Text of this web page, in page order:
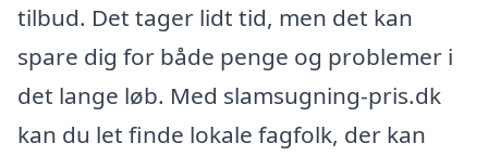
tilbud. Det tager lidt tid, men det kan
spare dig for både penge og problemer i
det lange løb. Med slamsugning-pris.dk
kan du let finde lokale fagfolk, der kan